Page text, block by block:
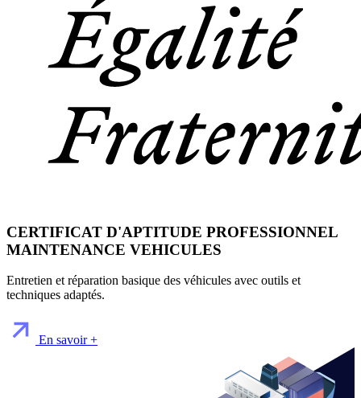
CERTIFICAT D'APTITUDE PROFESSIONNEL
MAINTENANCE VEHICULES
Entretien et réparation basique des véhicules avec outils et
techniques adaptés.
En savoir +